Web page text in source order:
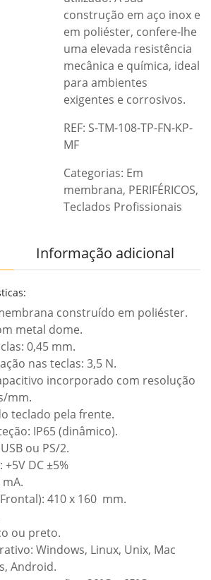
construção em aço inox e
em poliéster, confere-lhe
uma elevada resistência
mecânica e química, ideal
para ambientes
exigentes e corrosivos.
REF: S-TM-108-TP-FN-KP-
MF
Categorias: Em
membrana, PERIFÉRICOS,
Teclados Profissionais
Informação adicional
construído em poliéster.
metal dome.
0,45 mm.
nas teclas: 3,5 N.
incorporado com resolução
mm.
teclado pela frente.
IP65 (dinâmico).
ou PS/2.
DC ±5%
410 x 160 mm.
ou preto.
Windows, Linux, Unix, Mac
Android.